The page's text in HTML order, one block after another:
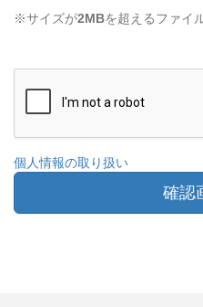
※サイズが2MBを超えるファイ
個人情報の取り扱い
確認